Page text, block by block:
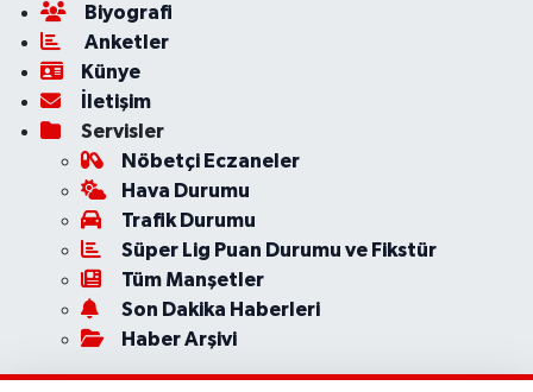
Biyografi
Anketler
Künye
İletişim
Servisler
Nöbetçi Eczaneler
Hava Durumu
Trafik Durumu
Süper Lig Puan Durumu ve Fikstür
Tüm Manşetler
Son Dakika Haberleri
Haber Arşivi